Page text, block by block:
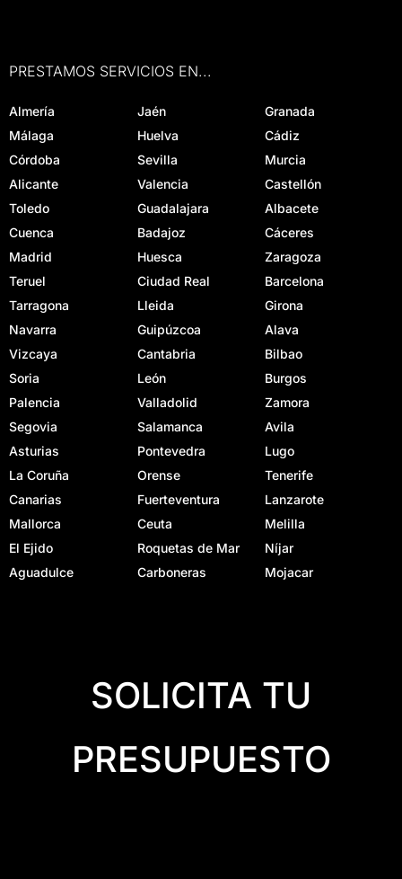
PRESTAMOS SERVICIOS EN...
Almería Jaén
Granada
Málaga
Huelva
Cádiz
Córdoba
Sevilla
Murcia
Alicante
Valencia
Castellón
Toledo
Guadalajara
Albacete
Cuenca
Badajoz
Cáceres
Madrid
Huesca
Zaragoza
Teruel
Ciudad Real
Barcelona
Tarragona
Lleida
Girona
Navarra
Guipúzcoa
Alava
Vizcaya
Cantabria
Bilbao
Soria
León
Burgos
Palencia
Valladolid
Zamora
Segovia
Salamanca
Avila
Asturias
Pontevedra
Lugo
La Coruña
Orense
Tenerife
Canarias
Fuerteventura
Lanzarote
Mallorca
Ceuta
Melilla
El Ejido
Roquetas de Mar
Níjar
Aguadulce
Carboneras Mojacar
SOLICITA TU
PRESUPUESTO